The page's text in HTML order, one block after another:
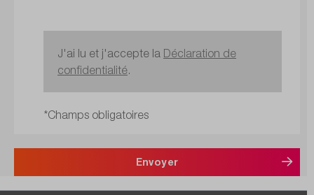
J'ai lu et j'accepte la Déclaration de
confidentialité.
*Champs obligatoires
Envoyer